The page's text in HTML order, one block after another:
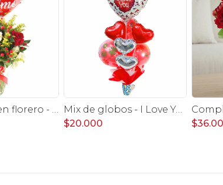
Cupido rojo en florero - rosas, mini rosas, hypericum, globo te amo y pizarra
Mix de globos - I Love You
$20.000